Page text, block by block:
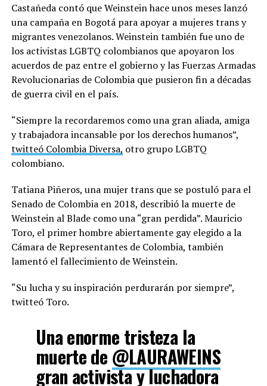
Castañeda contó que Weinstein hace unos meses lanzó
una campaña en Bogotá para apoyar a mujeres trans y
migrantes venezolanos. Weinstein también fue uno de
los activistas LGBTQ colombianos que apoyaron los
acuerdos de paz entre el gobierno y las Fuerzas Armadas
Revolucionarias de Colombia que pusieron fin a décadas
de guerra civil en el país.
“Siempre la recordaremos como una gran aliada, amiga
y trabajadora incansable por los derechos humanos”,
twitteó Colombia Diversa, otro grupo LGBTQ
colombiano.
Tatiana Piñeros, una mujer trans que se postuló para el
Senado de Colombia en 2018, describió la muerte de
Weinstein al Blade como una “gran perdida”. Mauricio
Toro, el primer hombre abiertamente gay elegido a la
Cámara de Representantes de Colombia, también
lamentó el fallecimiento de Weinstein.
“Su lucha y su inspiración perdurarán por siempre”,
twitteó Toro.
Una enorme tristeza la
muerte de @LAURAWEINS
gran activista y luchadora